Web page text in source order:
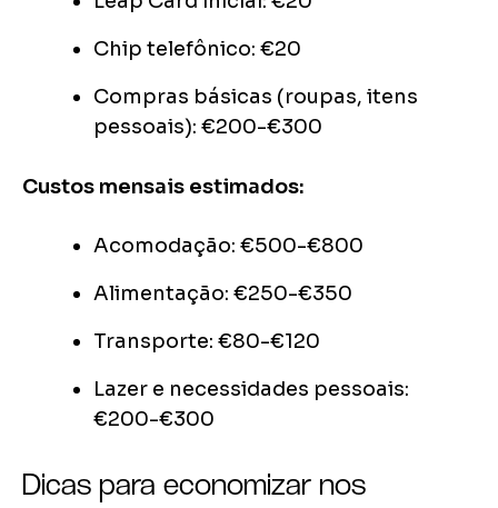
Chip telefônico: €20
Compras básicas (roupas, itens
pessoais): €200-€300
Custos mensais estimados:
Acomodação: €500-€800
Alimentação: €250-€350
Transporte: €80-€120
Lazer e necessidades pessoais:
€200-€300
Dicas para economizar nos